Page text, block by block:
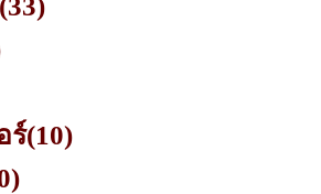
(33)
ร์(10)